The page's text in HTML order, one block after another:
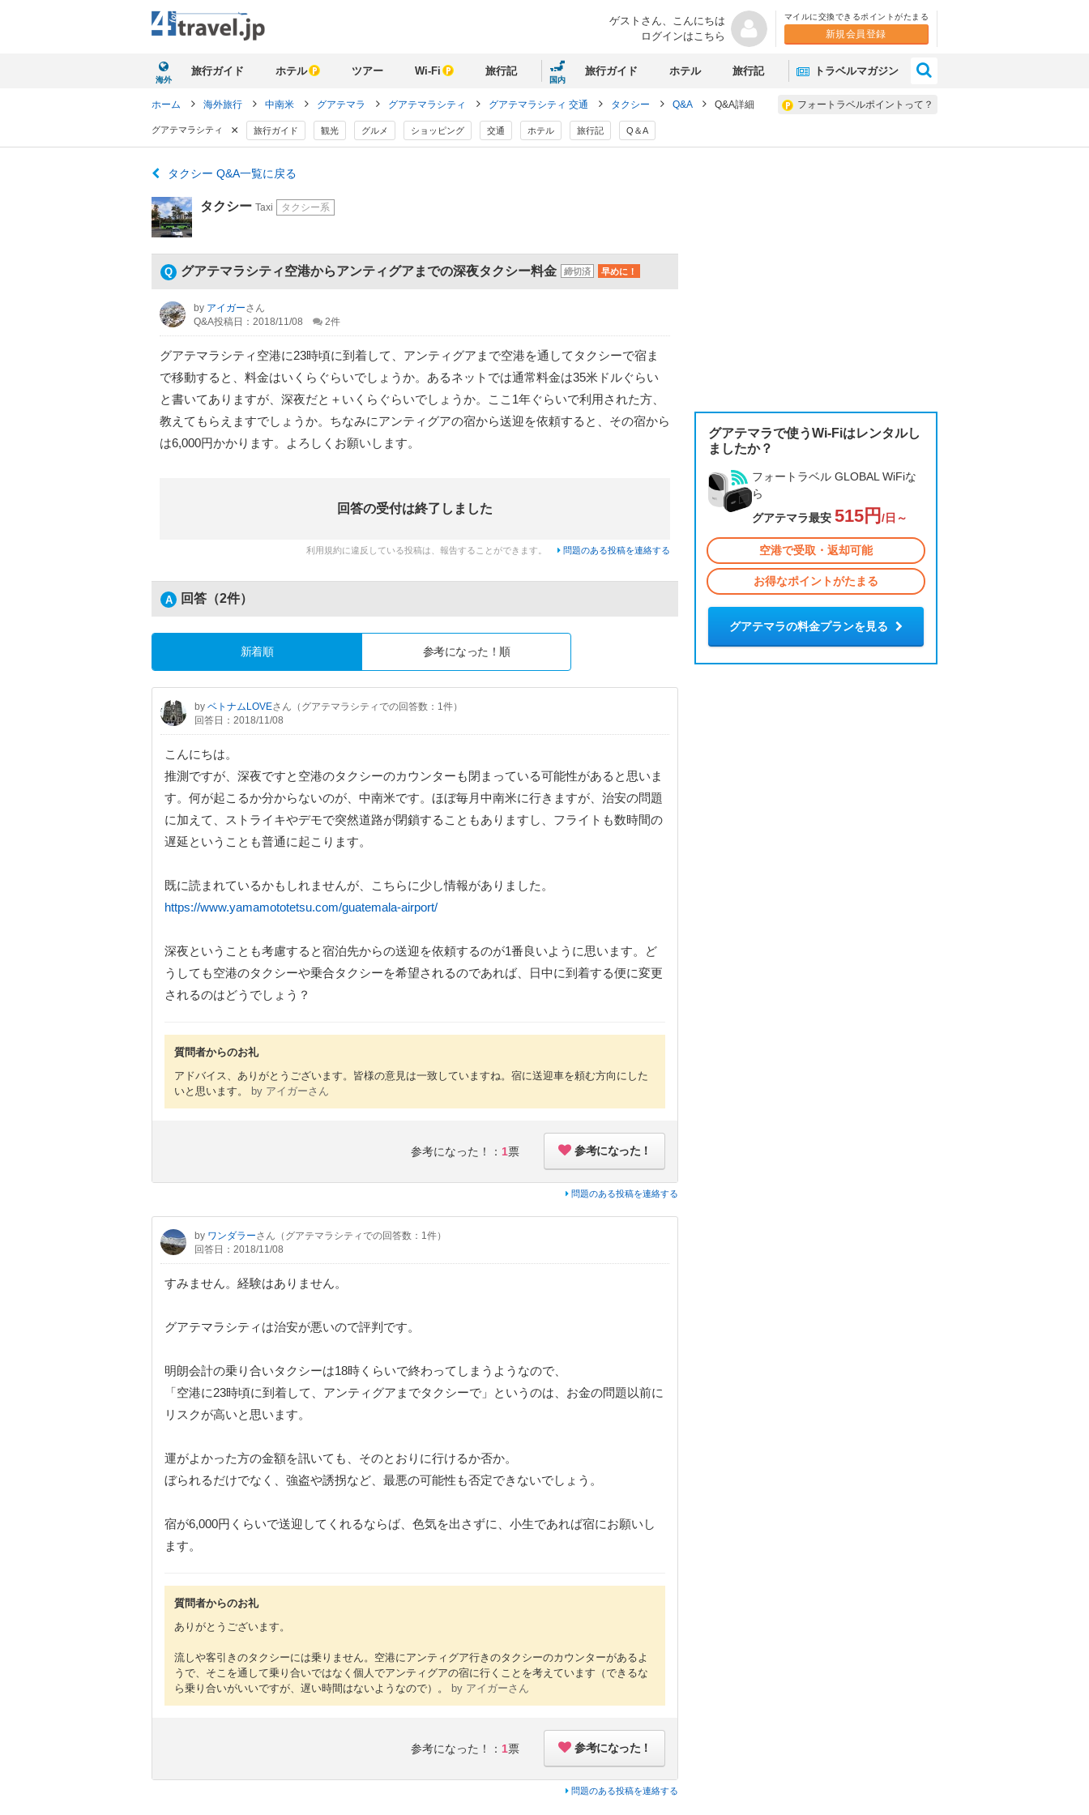
ゲストさん、 こんにちは
ログインはこちら
マイルに交換できるポイントがたまる
新規会員登録
海外
旅行ガイド ホテル ツアー Wi-Fi 旅行記
国内
旅行ガイド ホテル 旅行記 トラベルマガジン
フォートラベルポイントって？
ホーム 海外旅行 中南米 グアテマラ グアテマラシティ グアテマラシティ 交通 タクシー Q&A Q&A詳細
グアテマラシティ × 旅行ガイド 観光 グルメ ショッピング 交通 ホテル 旅行記 Q＆A
タクシー Q&A一覧に戻る
タクシー Taxi タクシー系
グアテマラシティ空港からアンティグアまでの深夜タクシー料金 締切済 早めに！
by アイガーさん
Q&A投稿日：2018/11/08
2件
グアテマラシティ空港に23時頃に到着して、アンティグアまで空港を通してタクシーで宿ま
で移動すると、料金はいくらぐらいでしょうか。あるネットでは通常料金は35米ドルぐらい
と書いてありますが、深夜だと＋いくらぐらいでしょうか。ここ1年ぐらいで利用された方、
教えてもらえますでしょうか。ちなみにアンティグアの宿から送迎を依頼すると、その宿から
は6,000円かかります。よろしくお願いします。
回答の受付は終了しました
利用規約に違反している投稿は、報告することができます。 問題のある投稿を連絡する
回答（2件）
新着順 参考になった！順
by ベトナムLOVEさん（グアテマラシティでの回答数：1件）
回答日：2018/11/08
こんにちは。
推測ですが、深夜ですと空港のタクシーのカウンターも閉まっている可能性があると思いま
す。何が起こるか分からないのが、中南米です。ほぼ毎月中南米に行きますが、治安の問題
に加えて、ストライキやデモで突然道路が閉鎖することもありますし、フライトも数時間の
遅延ということも普通に起こります。
既に読まれているかもしれませんが、こちらに少し情報がありました。
https://www.yamamototetsu.com/guatemala-airport/
深夜ということも考慮すると宿泊先からの送迎を依頼するのが1番良いように思います。ど
うしても空港のタクシーや乗合タクシーを希望されるのであれば、日中に到着する便に変更
されるのはどうでしょう？
質問者からのお礼
アドバイス、ありがとうございます。皆様の意見は一致していますね。宿に送迎車を頼む方向にした
いと思います。
by アイガーさん
参考になった！： 1票 参考になった！
問題のある投稿を連絡する
by ワンダラーさん（グアテマラシティでの回答数：1件）
回答日：2018/11/08
すみません。経験はありません。
グアテマラシティは治安が悪いので評判です。
明朗会計の乗り合いタクシーは18時くらいで終わってしまうようなので、
「空港に23時頃に到着して、アンティグアまでタクシーで」というのは、お金の問題以前に
リスクが高いと思います。
運がよかった方の金額を訊いても、そのとおりに行けるか否か。
ぼられるだけでなく、強盗や誘拐など、最悪の可能性も否定できないでしょう。
宿が6,000円くらいで送迎してくれるならば、色気を出さずに、小生であれば宿にお願いし
ます。
質問者からのお礼
ありがとうございます。
流しや客引きのタクシーには乗りません。空港にアンティグア行きのタクシーのカウンターがあるよ
うで、そこを通して乗り合いではなく個人でアンティグアの宿に行くことを考えています（できるな
ら乗り合いがいいですが、遅い時間はないようなので）。
by アイガーさん
参考になった！： 1票 参考になった！
問題のある投稿を連絡する
グアテマラで使うWi-Fiはレンタルし
ましたか？
フォートラベル GLOBAL WiFiな
ら
グアテマラ最安 515円 /日～
空港で受取・返却可能
お得なポイントがたまる
グアテマラの料金プランを見る